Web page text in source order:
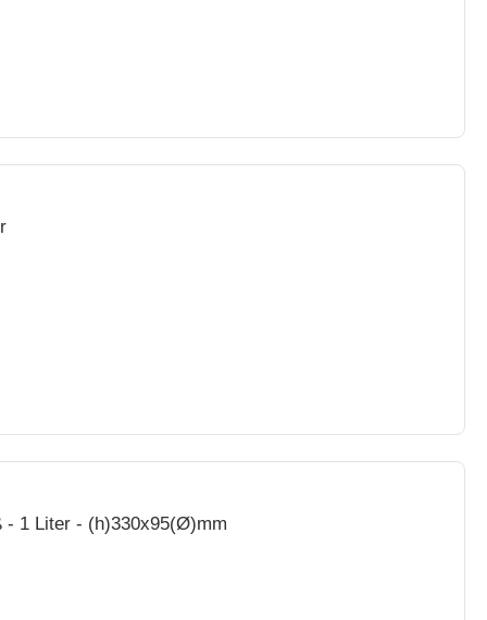
- 1 Liter - (h)330x95(Ø)mm